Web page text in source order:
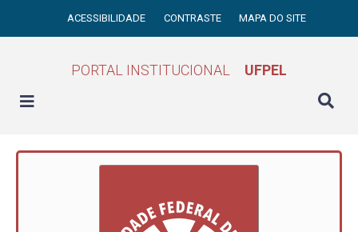
ACESSIBILIDADE CONTRASTE MAPA DO SITE
PORTAL INSTITUCIONAL UFPEL